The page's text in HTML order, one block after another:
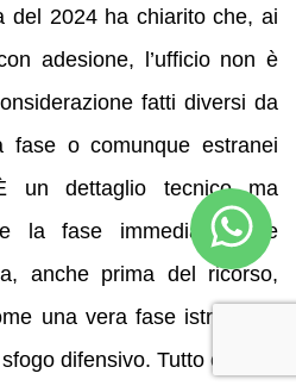
del 2024 ha chiarito che, ai
adesione, l’ufficio non è
fatti diversi da
fase o comunque estranei
un dettaglio tecnico ma
la fase immediatamente
anche prima del ricorso,
una vera fase istruttoria,
difensivo. Tutto ciò che